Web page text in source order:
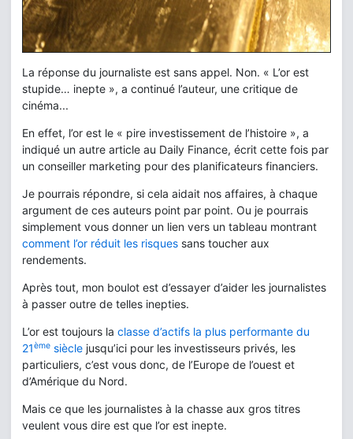
La réponse du journaliste est sans appel. Non. « L’or est
stupide… inepte », a continué l’auteur, une critique de
cinéma...
En effet, l’or est le « pire investissement de l’histoire », a
indiqué un autre article au Daily Finance, écrit cette fois par
un conseiller marketing pour des planificateurs financiers.
Je pourrais répondre, si cela aidait nos affaires, à chaque
argument de ces auteurs point par point. Ou je pourrais
simplement vous donner un lien vers un tableau montrant
comment l’or réduit les risques sans toucher aux
rendements.
Après tout, mon boulot est d’essayer d’aider les journalistes
à passer outre de telles inepties.
L’or est toujours la classe d’actifs la plus performante du
21ème siècle jusqu’ici pour les investisseurs privés, les
particuliers, c’est vous donc, de l’Europe de l’ouest et
d’Amérique du Nord.
Mais ce que les journalistes à la chasse aux gros titres
veulent vous dire est que l’or est inepte.